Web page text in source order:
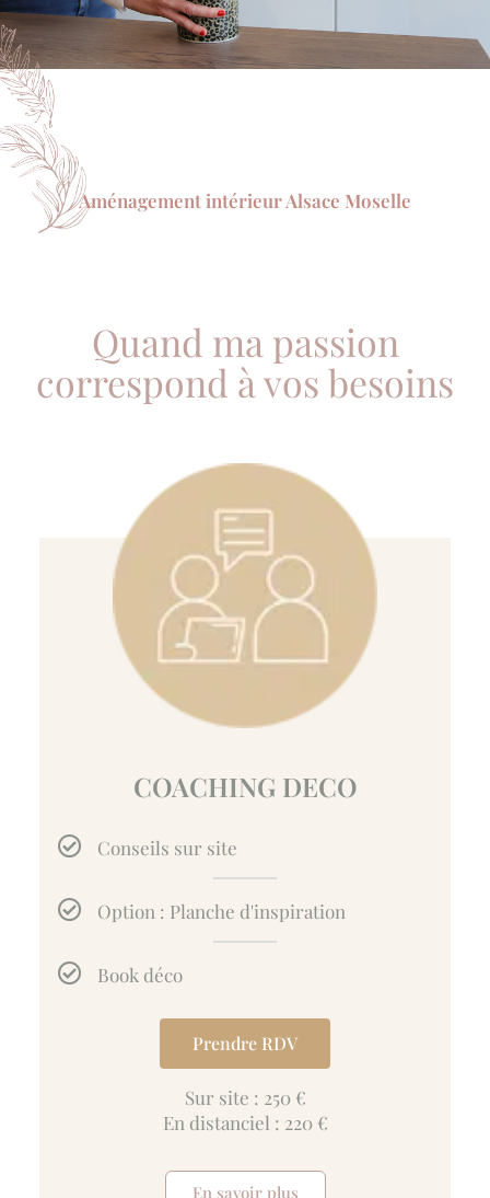
Aménagement intérieur Alsace Moselle
Quand ma passion
correspond à vos besoins
COACHING DECO
Conseils sur site
Option : Planche d'inspiration
Book déco
Prendre RDV
Sur site : 250 €
En distanciel : 220 €
En savoir plus